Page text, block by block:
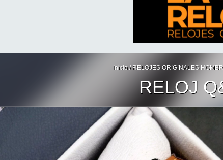
Inicio / RELOJES ORIGINALES
RELOJ